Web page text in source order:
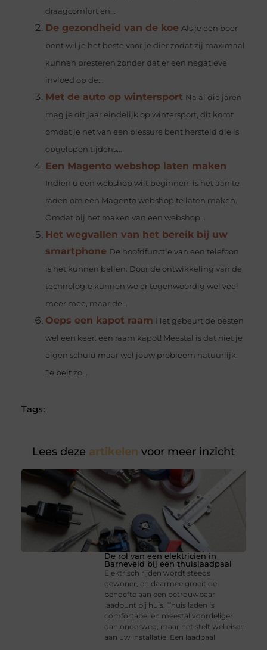
draagcomfort en...
De gezondheid van de koe Als je een boer
bent wil je het beste voor je dier zodat zij maximaal
kunnen presteren zonder dat er een negatieve
invloed op de...
Met de auto op wintersport Na al die jaren
mag je dit jaar eindelijk op wintersport, dit komt
omdat je net van een blessure bent hersteld die is
opgelopen tijdens...
Een Magento webshop laten maken
Indien u een webshop wilt beginnen, is het aan te
raden om een Magento webshop te laten maken.
Omdat bij het maken van een webshop...
Het wegvallen van het bereik bij uw
smartphone De hoofdfunctie van een telefoon
is het kunnen bellen. Door de ontwikkeling van de
technologie kunnen we er tegenwoordig wel veel
meer mee, maar de...
Oeps een kapot raam Het gebeurt de besten
wel een keer: een raam kapot! Meestal is dat niet je
eigen schuld maar wel jouw probleem natuurlijk.
Je belt zo...
Tags:
Lees deze artikelen voor meer inzicht
De rol van een elektricien in
Barneveld bij een thuislaadpaal
Elektrisch rijden wordt steeds
gewoner, en daarmee groeit de
behoefte aan een betrouwbaar
laadpunt bij huis. Thuis laden is
comfortabel en meestal voordeliger
dan onderweg, maar het stelt wel eisen
aan uw installatie. Een laadpaal